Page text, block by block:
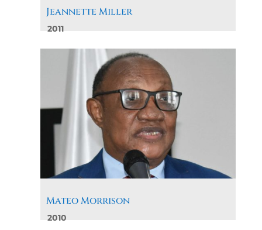
Jeannette Miller
2011
Mateo Morrison
2010